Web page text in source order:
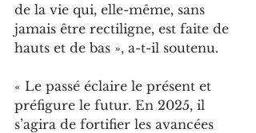
de la vie qui, elle-même, sans
jamais être rectiligne, est faite de
hauts et de bas », a-t-il soutenu.
« Le passé éclaire le présent et
préfigure le futur. En 2025, il
s’agira de fortifier les avancées